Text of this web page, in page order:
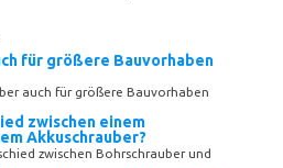
für größere Bauvorhaben
auch für größere Bauvorhaben
zwischen einem
Akkuschrauber?
zwischen Bohrschrauber und